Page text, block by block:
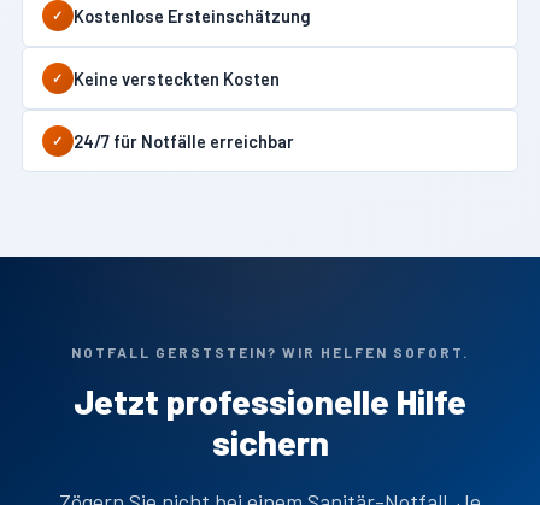
✓ Kostenlose Ersteinschätzung
✓ Keine versteckten Kosten
✓ 24/7 für Notfälle erreichbar
NOTFALL GERSTSTEIN? WIR HELFEN SOFORT.
Jetzt professionelle Hilfe
sichern